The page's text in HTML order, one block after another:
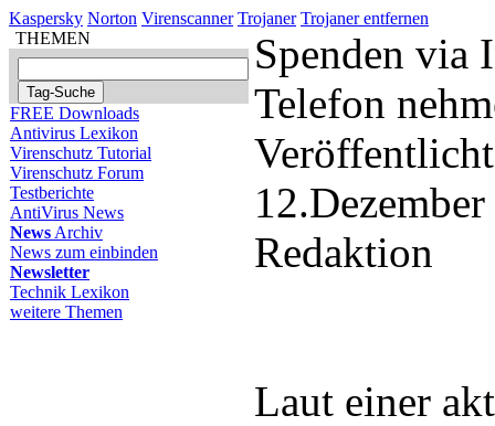
Kaspersky Norton Virenscanner Trojaner Trojaner entfernen
THEMEN
FREE Downloads
Antivirus Lexikon
Virenschutz Tutorial
Virenschutz Forum
Testberichte
AntiVirus News
News Archiv
News zum einbinden
Newsletter
Technik Lexikon
weitere Themen
Spenden via
Telefon
Redaktion
Laut einer